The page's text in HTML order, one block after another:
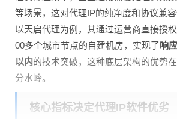
等场景，这对代理IP的纯净度和协议兼容
以天启代理为例，其通过运营商直接授
00多个城市节点的自建机房，实现了响
以内的技术突破，这种底层架构的优势
分水岭。
核心指标决定代理IP软件优劣